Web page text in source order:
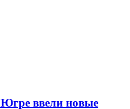
ввели новые